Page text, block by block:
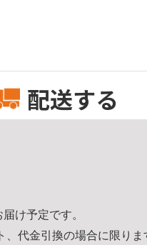
配送する
け予定です。
、代金引換の場合に限りま